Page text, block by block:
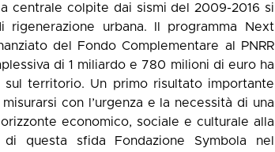
centrale colpite dai sismi del 2009-2016 si
urbana. Il programma Next
del Fondo Complementare al PNRR
di 1 miliardo e 780 milioni di euro ha
territorio. Un primo risultato importante
con l’urgenza e la necessità di una
economico, sociale e culturale alla
questa sfida Fondazione Symbola nel